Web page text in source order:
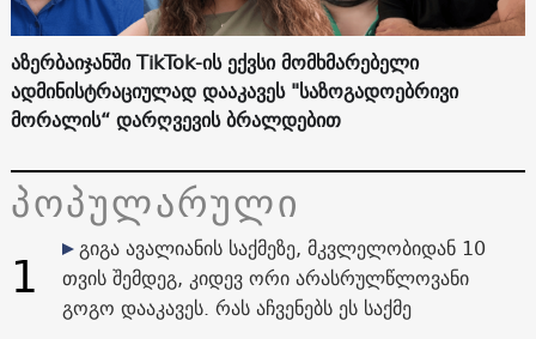
აზერბაიჯანში TikTok-ის ექვსი მომხმარებელი
ადმინისტრაციულად დააკავეს "საზოგადოებრივი
მორალის“ დარღვევის ბრალდებით
პოპულარული
1
გიგა ავალიანის საქმეზე, მკვლელობიდან 10
თვის შემდეგ, კიდევ ორი არასრულწლოვანი
გოგო დააკავეს. რას აჩვენებს ეს საქმე